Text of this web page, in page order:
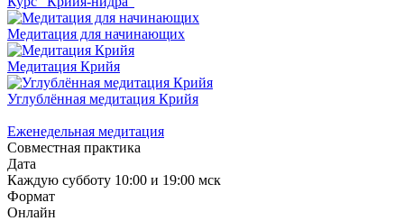
Медитация для начинающих
Медитация Крийя
Углублённая медитация Крийя
Еженедельная медитация
Совместная практика
Дата
Каждую субботу 10:00 и 19:00 мск
Формат
Онлайн